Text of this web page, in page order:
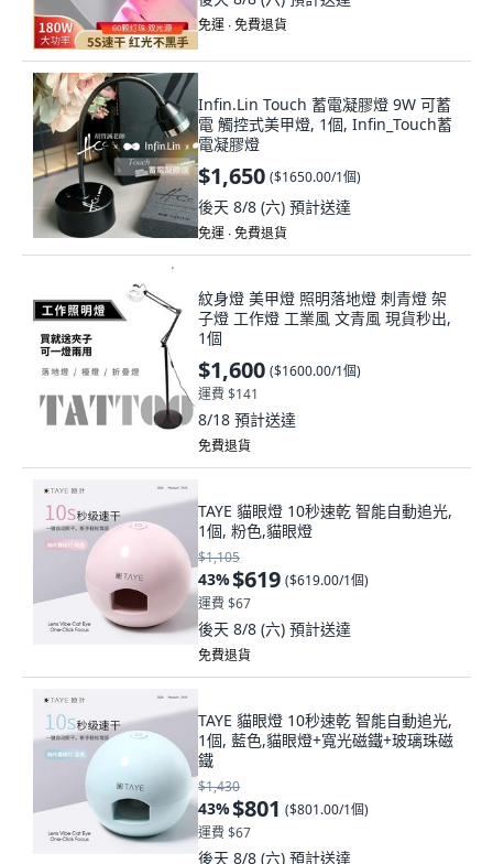
免運 ∙ 免費退貨
Infin.Lin Touch 蓄電凝膠燈 9W 可蓄
電 觸控式美甲燈, 1個, Infin_Touch蓄
電凝膠燈
$1,650 ($1650.00/1個)
後天 8/8 (六) 預計送達
免運 ∙ 免費退貨
紋身燈 美甲燈 照明落地燈 刺青燈 架
子燈 工作燈 工業風 文青風 現貨秒出,
1個
$1,600 ($1600.00/1個)
運費 $141
8/18 預計送達
免費退貨
TAYE 貓眼燈 10秒速乾 智能自動追光,
1個, 粉色,貓眼燈
$1,105
43%$619 ($619.00/1個)
運費 $67
後天 8/8 (六) 預計送達
免費退貨
TAYE 貓眼燈 10秒速乾 智能自動追光,
1個, 藍色,貓眼燈+寬光磁鐵+玻璃珠磁
鐵
$1,430
43%$801 ($801.00/1個)
運費 $67
後天 8/8 (六) 預計送達